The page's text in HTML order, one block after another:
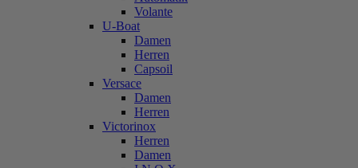
Volante
U-Boat
Damen
Herren
Capsoil
Versace
Damen
Herren
Victorinox
Herren
Damen